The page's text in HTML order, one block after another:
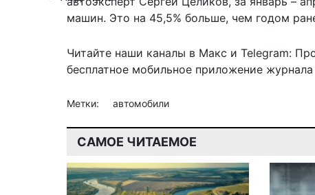
машин. Это на 45,5% больше, чем годом
Читайте наши каналы в Макс и Telegram:
бесплатное мобильное приложение
Метки: автомобили
САМОЕ ЧИТАЕМОЕ